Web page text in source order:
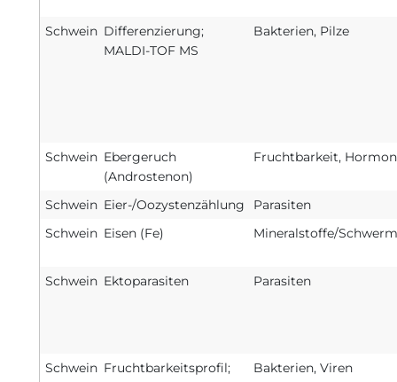
Schwein Differenzierung;
MALDI-TOF MS
Bakterien, Pilze
Schwein Ebergeruch
(Androstenon)
Fruchtbarkeit,
Schwein Eier-/Oozystenzählung
Parasiten
Schwein Eisen (Fe) Mineralstoffe/
Schwein Ektoparasiten Parasiten
Schwein Fruchtbarkeitsprofil;
Bakterien, Viren